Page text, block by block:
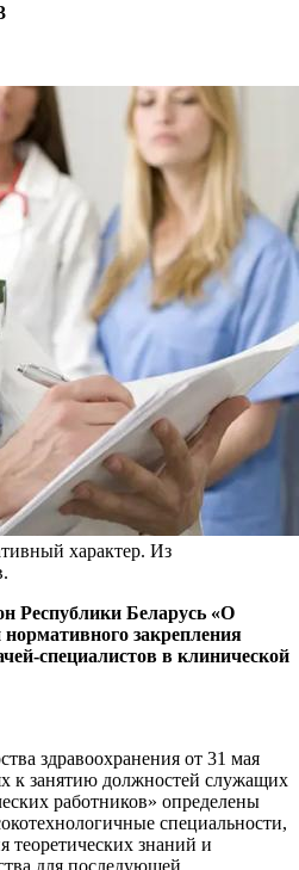
характер. Из
Республики Беларусь «О
закрепления
специалистов в клинической
здравоохранения от 31 мая
к занятию должностей служащих
работников» определены
специальности,
теоретических знаний и
для последующей